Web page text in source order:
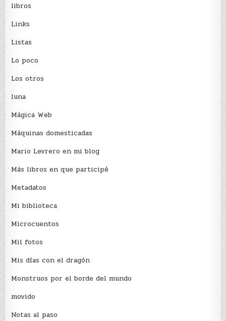
libros
Links
Listas
Lo poco
Los otros
luna
Mágica Web
Máquinas domesticadas
Mario Levrero en mi blog
Más libros en que participé
Metadatos
Mi biblioteca
Microcuentos
Mil fotos
Mis días con el dragón
Monstruos por el borde del mundo
movido
Notas al paso